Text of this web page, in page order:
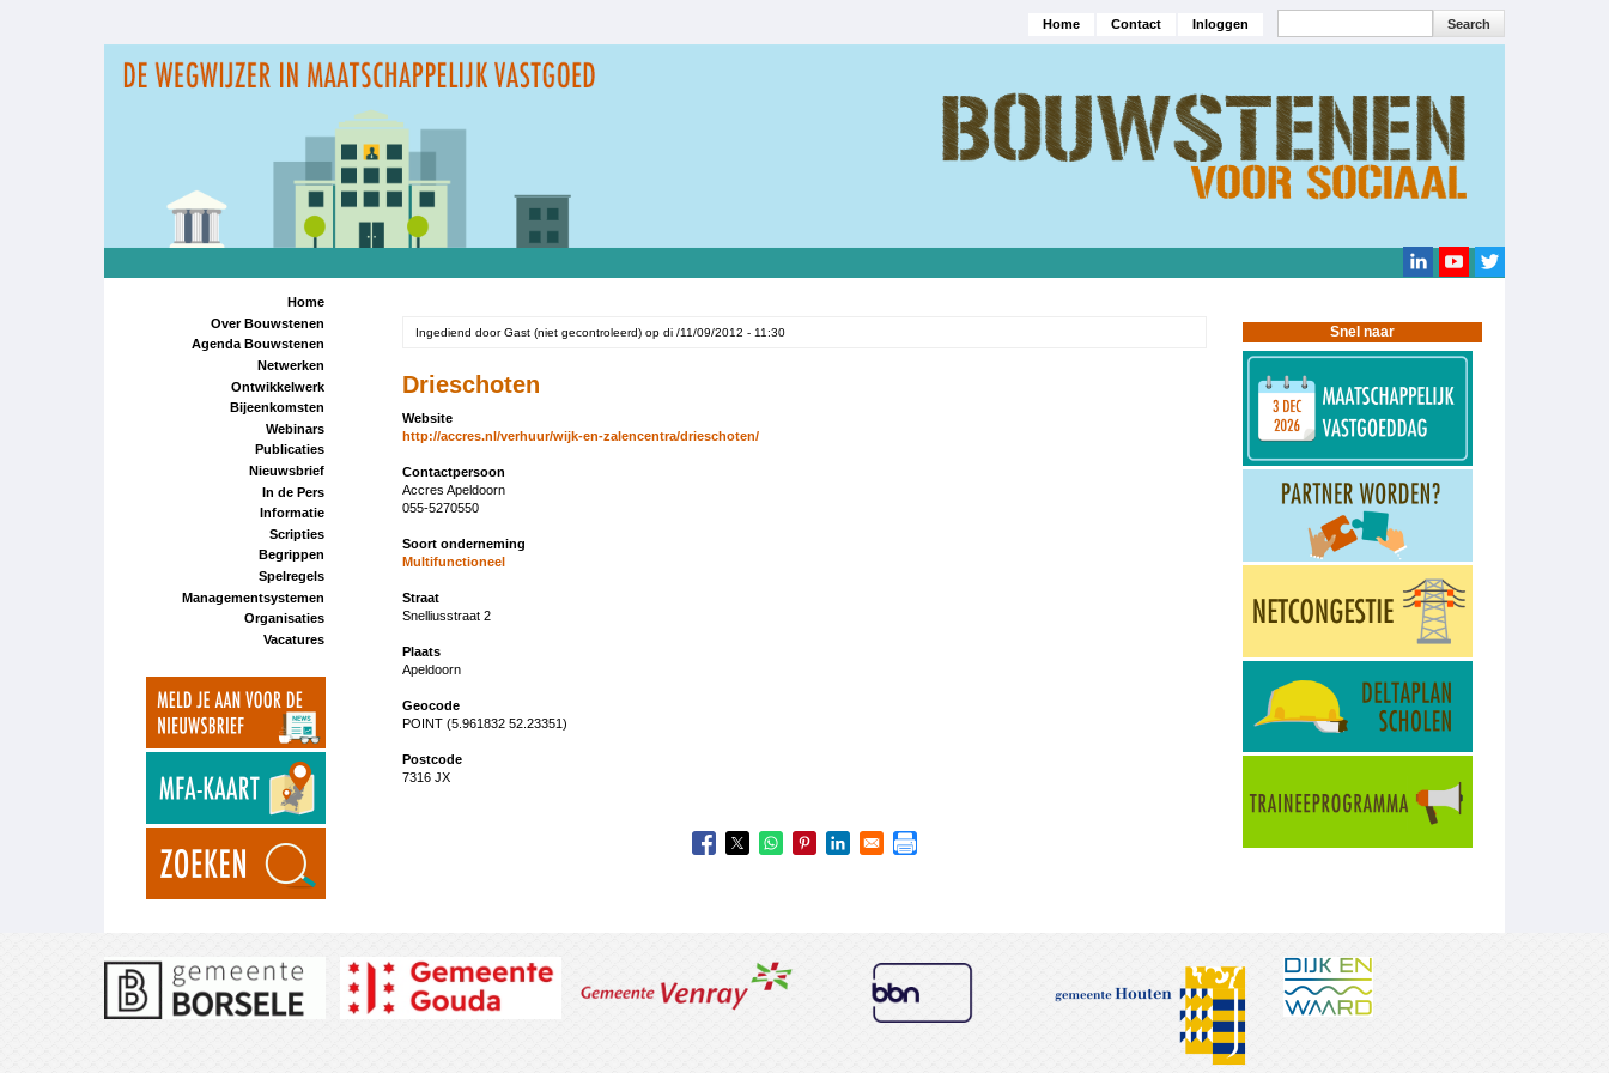
Search
Hoofdnavigatie
Home Contact Inloggen
Home
Over Bouwstenen
Agenda Bouwstenen
Netwerken
Ontwikkelwerk
Bijeenkomsten
Webinars
Publicaties
Nieuwsbrief
In de Pers
Informatie
Scripties
Begrippen
Spelregels
Managementsystemen
Organisaties
Vacatures
Ingediend doorGast (niet gecontroleerd) op di /11/09/2012 - 11:30
Drieschoten
Website
http://accres.nl/verhuur/wijk-en-zalencentra/drieschoten/
Contactpersoon
Accres Apeldoorn
055-5270550
Soort onderneming
Multifunctioneel
Straat
Snelliusstraat 2
Plaats
Apeldoorn
Geocode
POINT (5.961832 52.23351)
Postcode
7316 JX
Snel naar